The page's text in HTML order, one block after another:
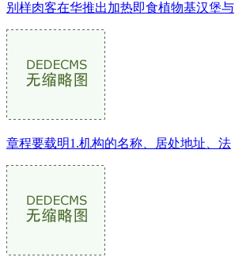
别样肉客在华推出加热即食植物基汉堡与
章程要载明1.机构的名称、居处地址、法